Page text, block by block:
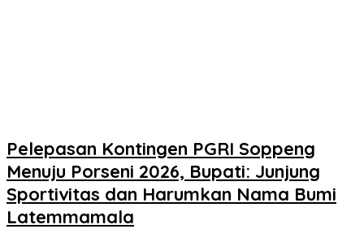
Pelepasan Kontingen PGRI Soppeng
Menuju Porseni 2026, Bupati: Junjung
Sportivitas dan Harumkan Nama Bumi
Latemmamala